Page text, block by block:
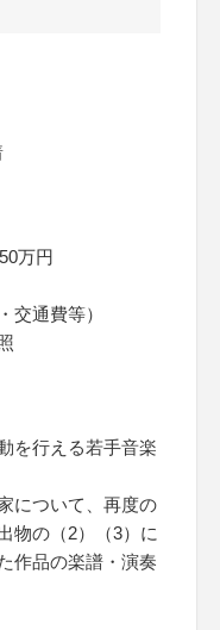
万円
交通費等）
を行える若手音楽
について、再度の
物の（2）（3）に
作品の楽譜・演奏